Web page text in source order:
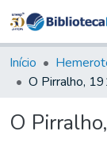
Início
O